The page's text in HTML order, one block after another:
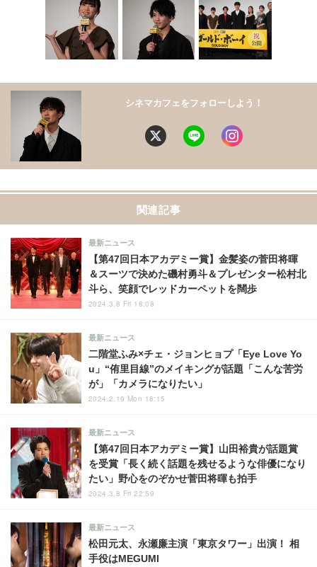
シネマカフェをフォローしよう！
関連記事
【第47回日本アカデミー賞】金髪姿の菅田将暉
＆スーツで決めた磯村勇斗＆プレゼンター松村北
斗ら、笑顔でレッドカーペットを闊歩
最新ニュース
2024.3.8 Fri 18:08
二階堂ふみ×チェ・ジョンヒョプ「Eye Love Yo
u」“侑里目線”のメイキングが話題「こんな苦労
が」「カメラになりたい」
最新ニュース
2024.2.19 Mon 18:15
【第47回日本アカデミー賞】山田裕貴が話題賞
を受賞「長く続く話題を残せるような俳優になり
たい」野心をのぞかせ菅田将暉も拍手
最新ニュース
2024.3.8 Fri 22:59
松田元太、永瀬廉主演「東京タワー」出演！ 相
手役はMEGUMI
最新ニュース